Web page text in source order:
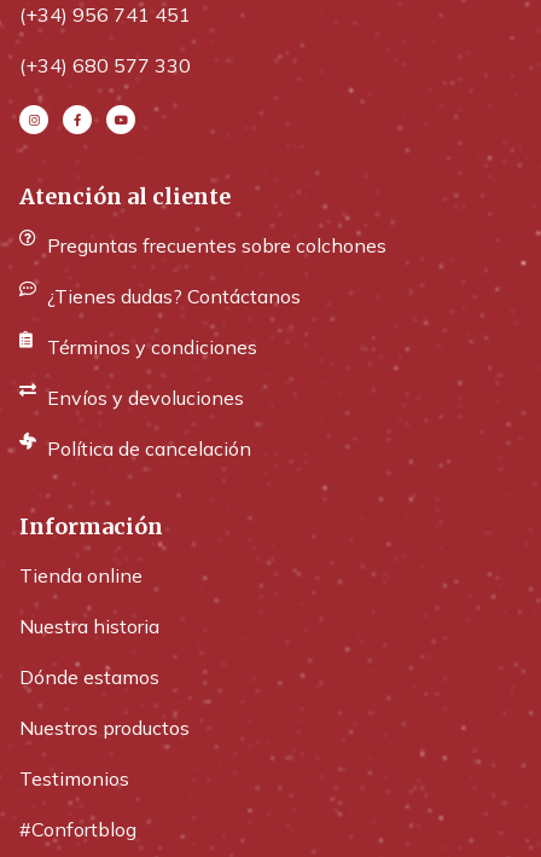
(+34) 956 741 451
(+34) 680 577 330
Atención al cliente
Preguntas frecuentes sobre colchones
¿Tienes dudas? Contáctanos
Términos y condiciones
Envíos y devoluciones
Política de cancelación
Información
Tienda online
Nuestra historia
Dónde estamos
Nuestros productos
Testimonios
#Confortblog